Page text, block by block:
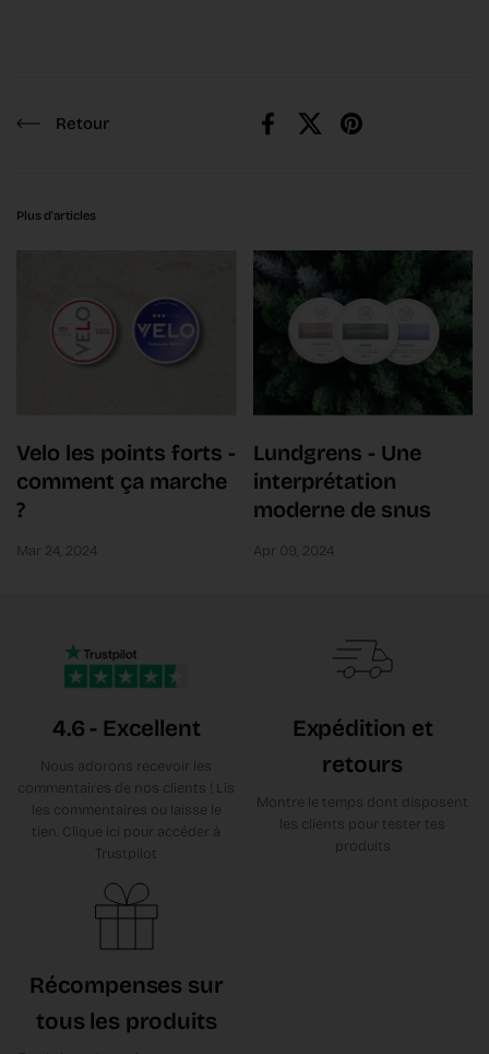
Retour
FacebookX (Twitter)Pinterest
Plus d'articles
Velo les points forts -
comment ça marche
?
Mar 24, 2024
Lundgrens - Une
interprétation
moderne de snus
Apr 09, 2024
4.6 - Excellent
Nous adorons recevoir les
commentaires de nos clients ! Lis
les commentaires ou laisse le
tien. Clique ici pour accéder à
Trustpilot
Expédition et
retours
Montre le temps dont disposent
les clients pour tester tes
produits
Récompenses sur
tous les produits